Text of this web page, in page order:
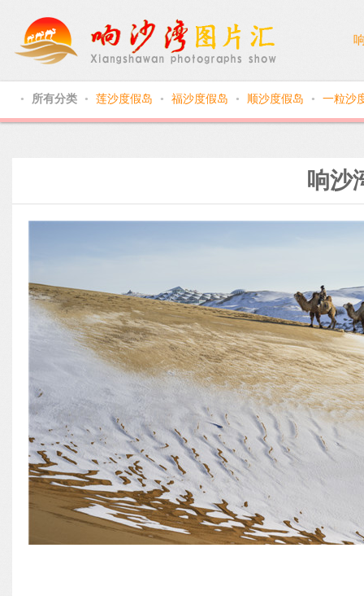
● 所有分类 ● 莲沙度假岛 ● 福沙度假岛 ● 顺沙度假岛 ● 一粒沙
响沙